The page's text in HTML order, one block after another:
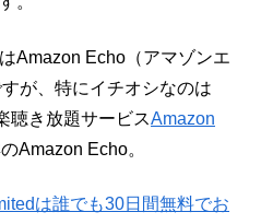
Amazon Echo（アマゾンエ
が、特にイチオシなのは
聴き放題サービスAmazon
Amazon Echo。
は誰でも30日間無料でお